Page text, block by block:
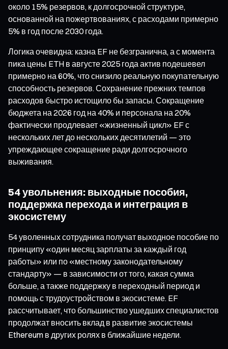
около 15% резервов, к долгосрочной структуре,
основанной на пожертвованиях, с расходами примерно
5% в год после 2030 года.
Логика очевидна: казна EF не безгранична, а с момента
пика цены ETH в августе 2025 года актив подешевел
примерно на 60%, что снизило реальную покупательную
способность резервов. Сохранение прежних темпов
расходов быстро истощило бы запасы. Сокращение
бюджета на 2026 год на 40% и персонала на 20%
фактически продлевает «жизненный цикл» EF с
нескольких лет до нескольких десятилетий — это
упреждающее сокращение ради долгосрочного
выживания.
54 увольнения: выходные пособия,
поддержка перехода и интеграция в
экосистему
54 уволенных сотрудника получат выходное пособие по
принципу «один месяц зарплаты за каждый год
работы» или по «местному законодательному
стандарту» — в зависимости от того, какая сумма
больше, а также поддержку в переходный период и
помощь с трудоустройством в экосистеме. EF
рассчитывает, что большинство ушедших специалистов
продолжат вносить вклад в развитие экосистемы
Ethereum в других ролях в ближайшие недели.